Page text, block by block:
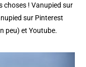
choses ! Vanupied sur
sur Pinterest
peu) et Youtube.